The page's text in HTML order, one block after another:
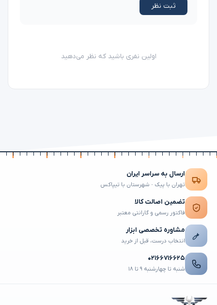
ثبت نظر
اولین نفری باشید که نظر می‌دهید
ارسال به سراسر ایران
تهران با پیک · شهرستان با تیپاکس
تضمین اصالت کالا
فاکتور رسمی و گارانتی معتبر
مشاوره تخصصی ابزار
انتخاب درست، قبل از خرید
۰۲۱۶۶۷۱۶۶۲۵
شنبه تا چهارشنبه ۹ تا ۱۸